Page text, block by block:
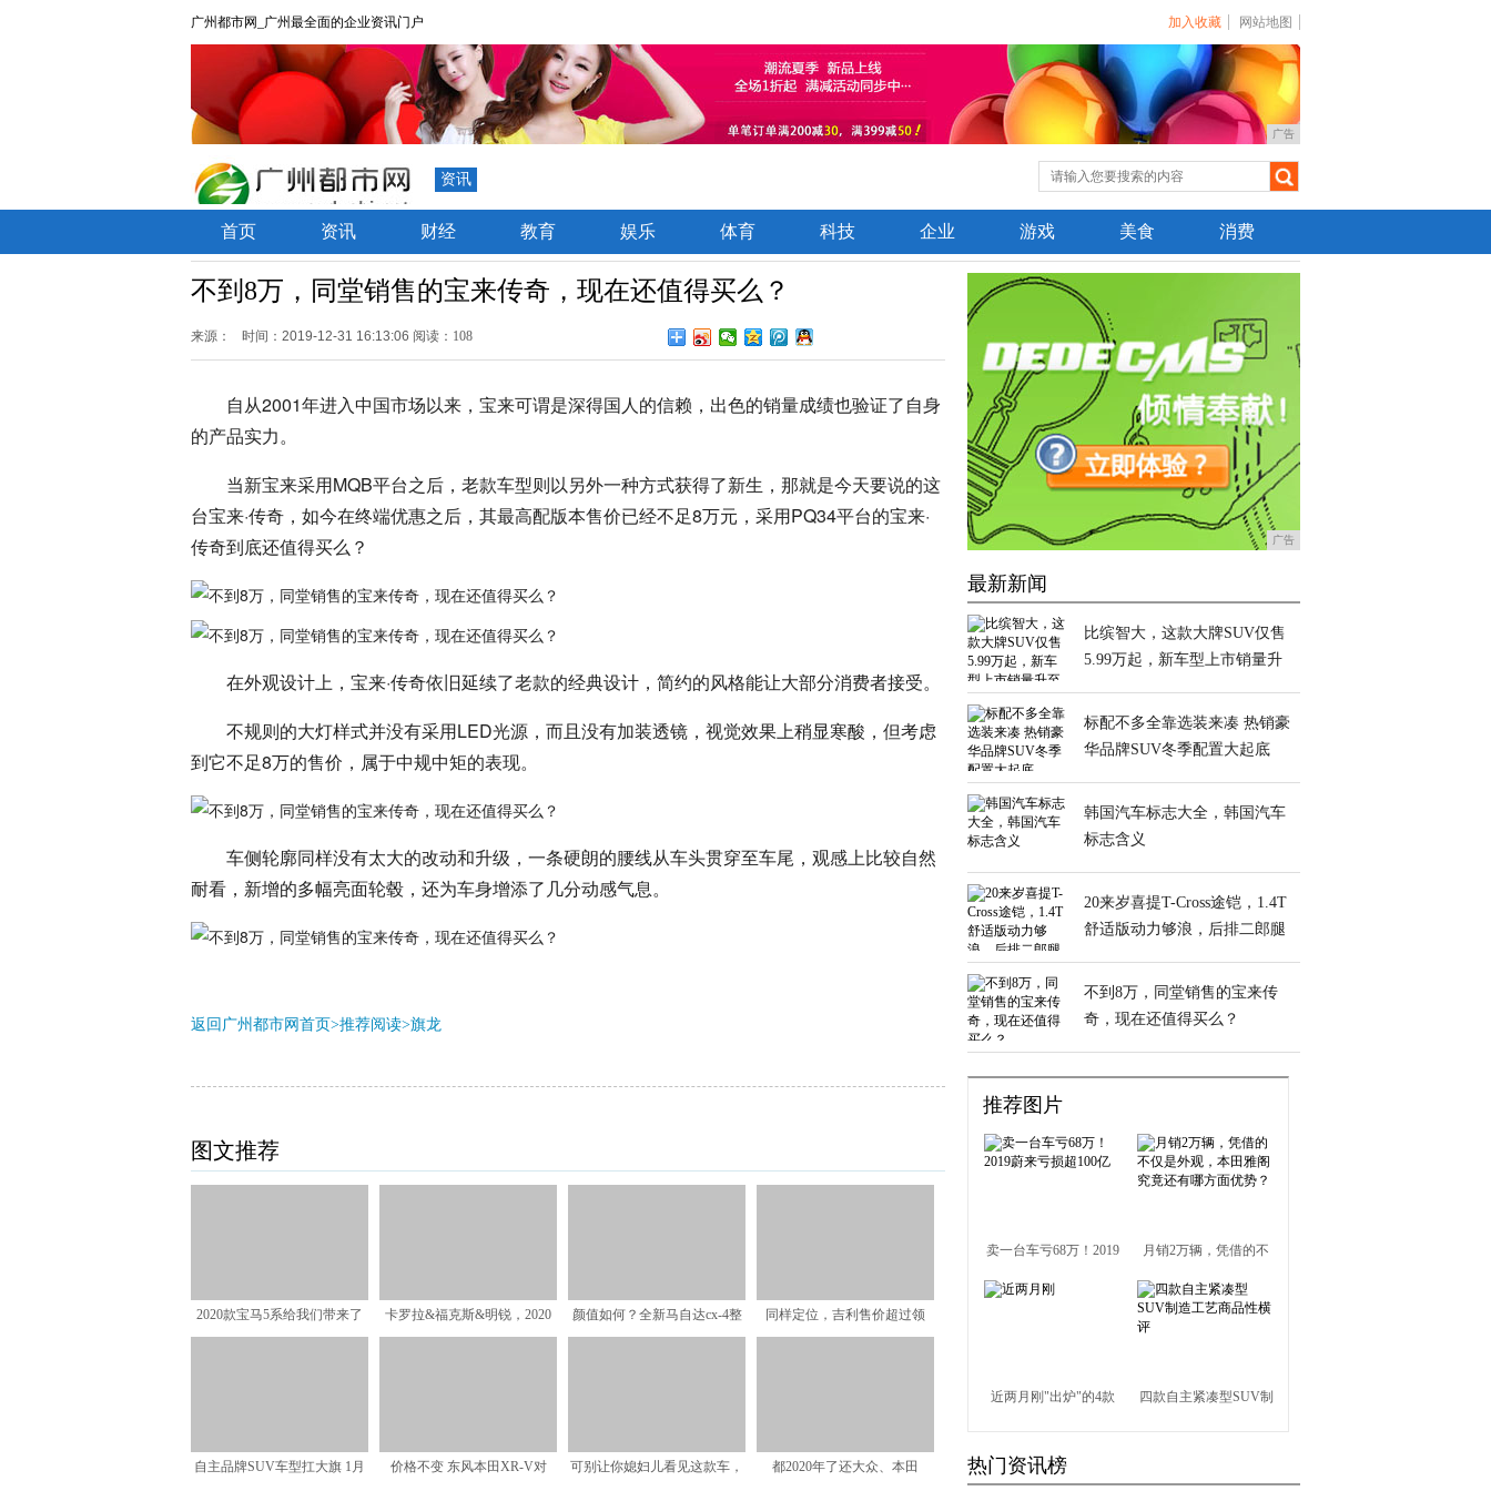
广州都市网_广州最全面的企业资讯门户 加入收藏 网站地图
广告
资讯
首页 资讯 财经 教育 娱乐 体育 科技 企业 游戏 美食 消费
不到8万，同堂销售的宝来传奇，现在还值得买么？
来源： 时间：2019-12-31 16:13:06 阅读：108
自从2001年进入中国市场以来，宝来可谓是深得国人的信赖，出色的销量成绩也验证了自身
的产品实力。
当新宝来采用MQB平台之后，老款车型则以另外一种方式获得了新生，那就是今天要说的这
台宝来·传奇，如今在终端优惠之后，其最高配版本售价已经不足8万元，采用PQ34平台的宝来·
传奇到底还值得买么？
在外观设计上，宝来·传奇依旧延续了老款的经典设计，简约的风格能让大部分消费者接受。
不规则的大灯样式并没有采用LED光源，而且没有加装透镜，视觉效果上稍显寒酸，但考虑
到它不足8万的售价，属于中规中矩的表现。
车侧轮廓同样没有太大的改动和升级，一条硬朗的腰线从车头贯穿至车尾，观感上比较自然
耐看，新增的多幅亮面轮毂，还为车身增添了几分动感气息。
返回广州都市网首页>推荐阅读>旗龙
图文推荐
2020款宝马5系给我们带来了
卡罗拉&福克斯&明锐，2020
颜值如何？全新马自达cx-4整
同样定位，吉利售价超过领
自主品牌SUV车型扛大旗 1月
价格不变 东风本田XR-V对
可别让你媳妇儿看见这款车，
都2020年了还大众、本田
广告
最新新闻
比缤智大，这款大牌SUV仅售
5.99万起，新车型上市销量升
标配不多全靠选装来凑 热销豪
华品牌SUV冬季配置大起底
韩国汽车标志大全，韩国汽车
标志含义
20来岁喜提T-Cross途铠，1.4T
舒适版动力够浪，后排二郎腿
不到8万，同堂销售的宝来传
奇，现在还值得买么？
推荐图片
卖一台车亏68万！2019
蔚来亏损超100亿
月销2万辆，凭借的不
仅是外观，本田雅阁究
竟还有哪方面优势？
近两月刚"出炉"的4款
你懂车
四款自主紧凑型SUV制
热门资讯榜